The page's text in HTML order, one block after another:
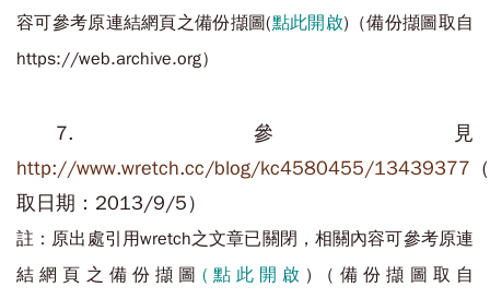
容可參考原連結網頁之備份擷圖(點此開啟)（備份擷圖取自
https://web.archive.org）
7.參見
http://www.wretch.cc/blog/kc4580455/13439377
取日期：2013/9/5）
註：原出處引用wretch之文章已關閉，相關內容可參考原連
結網頁之備份擷圖 (點此開啟 )（備份擷圖取自